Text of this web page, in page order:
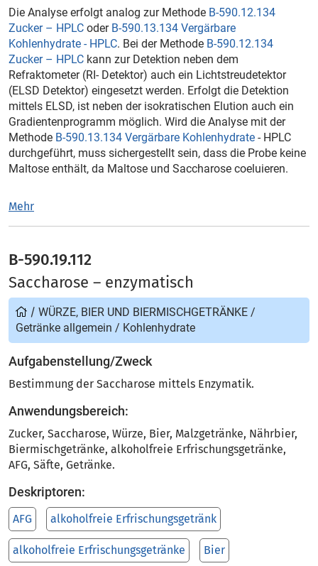
Die Analyse erfolgt analog zur Methode B-590.12.134
Zucker – HPLC oder B-590.13.134 Vergärbare
Kohlenhydrate - HPLC. Bei der Methode B-590.12.134
Zucker – HPLC kann zur Detektion neben dem
Refraktometer (RI- Detektor) auch ein Lichtstreudetektor
(ELSD Detektor) eingesetzt werden. Erfolgt die Detektion
mittels ELSD, ist neben der isokratischen Elution auch ein
Gradientenprogramm möglich. Wird die Analyse mit der
Methode B-590.13.134 Vergärbare Kohlenhydrate - HPLC
durchgeführt, muss sichergestellt sein, dass die Probe keine
Maltose enthält, da Maltose und Saccharose coeluieren.
Mehr
B-590.19.112
Saccharose – enzymatisch
/ WÜRZE, BIER UND BIERMISCHGETRÄNKE /
Getränke allgemein / Kohlenhydrate
Aufgabenstellung/Zweck
Bestimmung der Saccharose mittels Enzymatik.
Anwendungsbereich:
Zucker, Saccharose, Würze, Bier, Malzgetränke, Nährbier,
Biermischgetränke, alkoholfreie Erfrischungsgetränke,
AFG, Säfte, Getränke.
Deskriptoren:
AFG alkoholfreie Erfrischungsgetränk
alkoholfreie Erfrischungsgetränke Bier